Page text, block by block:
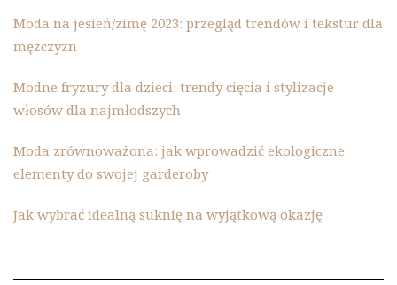
Moda na jesień/zimę 2023: przegląd trendów i tekstur dla
mężczyzn
Modne fryzury dla dzieci: trendy cięcia i stylizacje
włosów dla najmłodszych
Moda zrównoważona: jak wprowadzić ekologiczne
elementy do swojej garderoby
Jak wybrać idealną suknię na wyjątkową okazję